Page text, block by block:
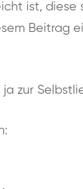
ist,
Beitrag
ja zur